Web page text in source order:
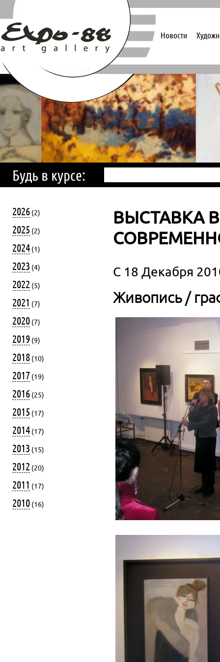
Новости
Будь в курсе:
2026 (2)
2025 (2)
2024 (1)
2023 (4)
2022 (5)
2021 (7)
2020 (7)
2019 (9)
2018 (10)
2017 (19)
2016 (25)
2015 (17)
2014 (17)
2013 (15)
2012 (20)
2011 (17)
2010 (16)
ВЫСТАВКА
C 18 Декабря
Живопись /